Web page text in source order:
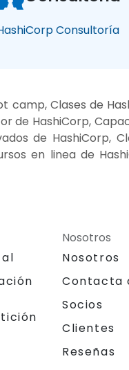
Consultoría
camp, Clases de
de HashiCorp,
de HashiCorp,
en linea de
Nosotros
Nosotros
Contacta
Socios
Clientes
Reseñas